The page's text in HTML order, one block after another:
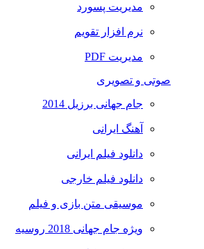
مدیریت پسورد
نرم افزار تقویم
مدیریت PDF
صوتی و تصویری
جام جهانی برزیل 2014
آهنگ ایرانی
دانلود فیلم ایرانی
دانلود فیلم خارجی
موسیقی متن بازی و فیلم
ویژه جام جهانی 2018 روسیه